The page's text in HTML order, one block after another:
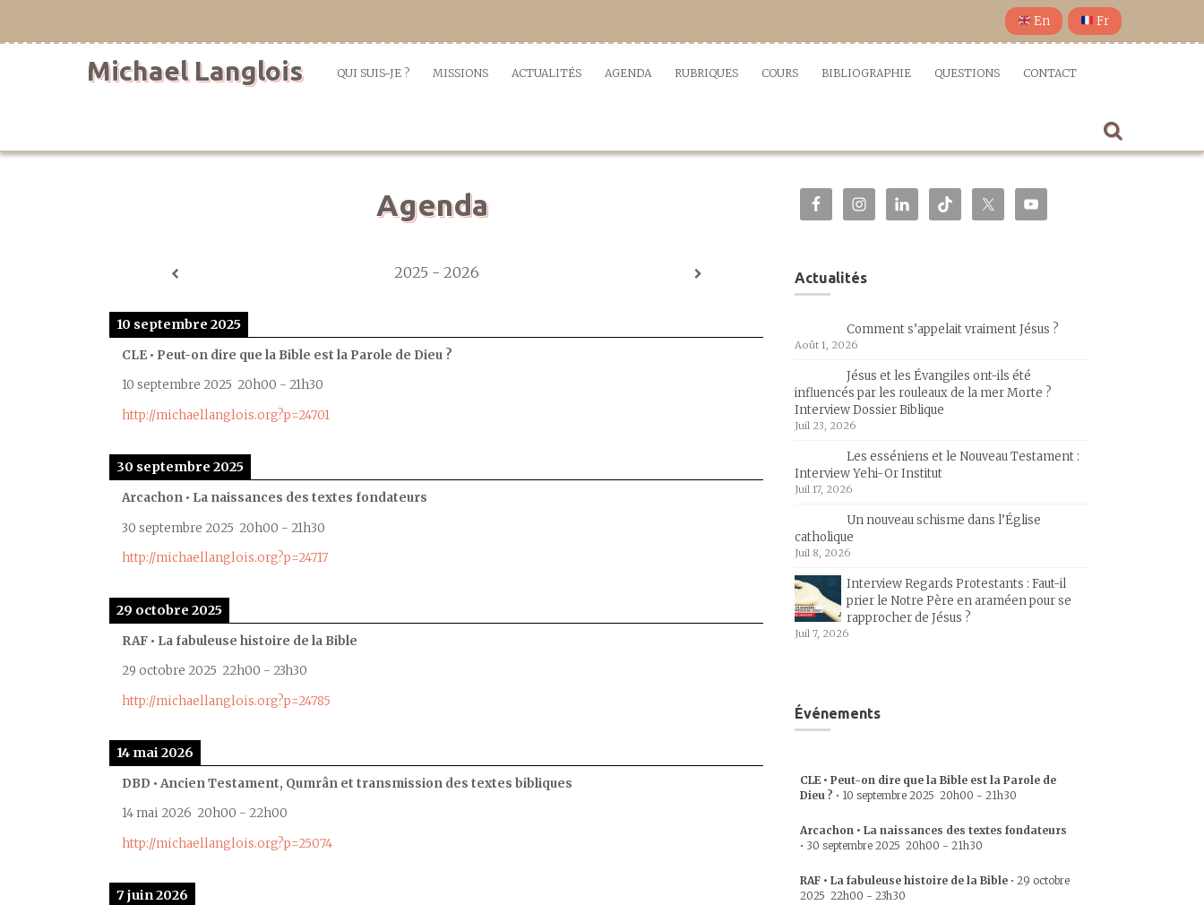
En Fr
Michael Langlois QUI SUIS-JE ? MISSIONS ACTUALITÉS AGENDA RUBRIQUES COURS BIBLIOGRAPHIE QUESTIONS CONTACT
Agenda
2025 - 2026
10 septembre 2025
CLE • Peut-on dire que la Bible est la Parole de Dieu ?
10 septembre 2025 20h00 - 21h30
http://michaellanglois.org?p=24701
30 septembre 2025
Arcachon • La naissances des textes fondateurs
30 septembre 2025 20h00 - 21h30
http://michaellanglois.org?p=24717
29 octobre 2025
RAF • La fabuleuse histoire de la Bible
29 octobre 2025 22h00 - 23h30
http://michaellanglois.org?p=24785
14 mai 2026
DBD • Ancien Testament, Qumrân et transmission des textes bibliques
14 mai 2026 20h00 - 22h00
http://michaellanglois.org?p=25074
7 juin 2026
Actualités
Comment s’appelait vraiment Jésus ?
Août 1, 2026
Jésus et les Évangiles ont-ils été
influencés par les rouleaux de la mer Morte ?
Interview Dossier Biblique
Juil 23, 2026
Les esséniens et le Nouveau Testament :
Interview Yehi-Or Institut
Juil 17, 2026
Un nouveau schisme dans l’Église
catholique
Juil 8, 2026
Interview Regards Protestants : Faut-il
prier le Notre Père en araméen pour se
rapprocher de Jésus ?
Juil 7, 2026
Événements
CLE • Peut-on dire que la Bible est la Parole de
Dieu ? • 10 septembre 2025 20h00 - 21h30
Arcachon • La naissances des textes fondateurs
• 30 septembre 2025 20h00 - 21h30
RAF • La fabuleuse histoire de la Bible • 29 octobre
2025 22h00 - 23h30